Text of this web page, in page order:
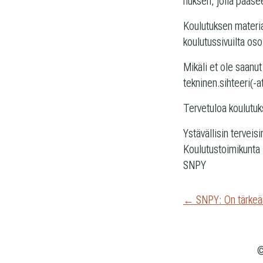
Kou­lu­tuk­sen
kou­lu­tus­si­vuilta
Mikäli et ole
tekninen.sihteeri(-
Ter­ve­tu­loa
Ystä­väl­li­sin
Kou­lu­tus­toi­mi­kunta
SNPY
← SNPY: On